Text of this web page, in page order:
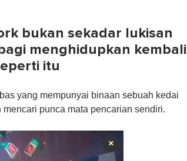
bukan sekadar lukisan
menghidupkan kembali
itu
yang mempunyai binaan sebuah kedai
punca mata pencarian sendiri.
×